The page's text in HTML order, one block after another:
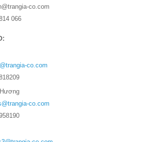
co.com
066
co.com
co.com